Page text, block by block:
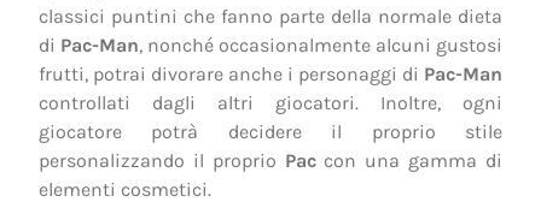
classici puntini che fanno parte della normale dieta
di Pac-Man, nonché occasionalmente alcuni gustosi
frutti, potrai divorare anche i personaggi di Pac-Man
controllati dagli altri giocatori. Inoltre, ogni
giocatore potrà decidere il proprio stile
personalizzando il proprio Paccon una gamma di
elementi cosmetici.